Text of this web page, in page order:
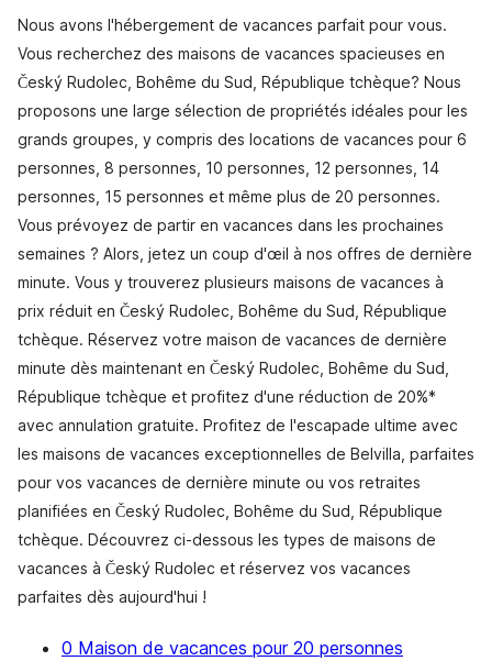
Nous avons l'hébergement de vacances parfait pour vous.
Vous recherchez des maisons de vacances spacieuses en
Český Rudolec, Bohême du Sud, République tchèque? Nous
proposons une large sélection de propriétés idéales pour les
grands groupes, y compris des locations de vacances pour 6
personnes, 8 personnes, 10 personnes, 12 personnes, 14
personnes, 15 personnes et même plus de 20 personnes.
Vous prévoyez de partir en vacances dans les prochaines
semaines ? Alors, jetez un coup d'œil à nos offres de dernière
minute. Vous y trouverez plusieurs maisons de vacances à
prix réduit en Český Rudolec, Bohême du Sud, République
tchèque. Réservez votre maison de vacances de dernière
minute dès maintenant en Český Rudolec, Bohême du Sud,
République tchèque et profitez d'une réduction de 20%*
avec annulation gratuite. Profitez de l'escapade ultime avec
les maisons de vacances exceptionnelles de Belvilla, parfaites
pour vos vacances de dernière minute ou vos retraites
planifiées en Český Rudolec, Bohême du Sud, République
tchèque. Découvrez ci-dessous les types de maisons de
vacances à Český Rudolec et réservez vos vacances
parfaites dès aujourd'hui !
0 Maison de vacances pour 20 personnes